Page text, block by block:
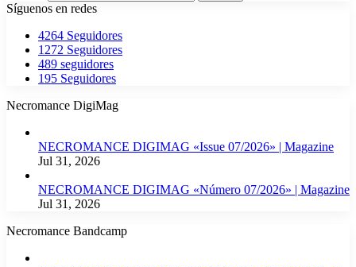
Síguenos en redes
4264 Seguidores
1272 Seguidores
489 seguidores
195 Seguidores
Necromance DigiMag
NECROMANCE DIGIMAG «Issue 07/2026» | Magazine
Jul 31, 2026
NECROMANCE DIGIMAG «Número 07/2026» | Magazine
Jul 31, 2026
Necromance Bandcamp